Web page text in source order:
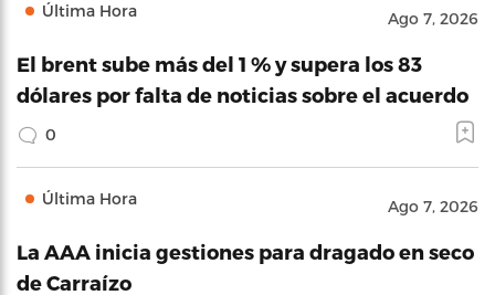
Última Hora Ago 7, 2026
El brent sube más del 1 % y supera los 83
dólares por falta de noticias sobre el acuerdo
0
Última Hora Ago 7, 2026
La AAA inicia gestiones para dragado en seco
de Carraízo